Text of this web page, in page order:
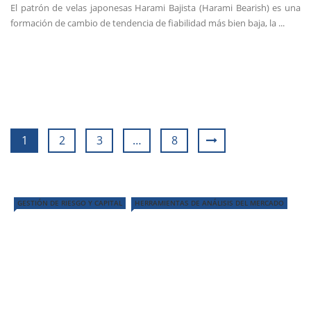
El patrón de velas japonesas Harami Bajista (Harami Bearish) es una
formación de cambio de tendencia de fiabilidad más bien baja, la ...
1 2 3 … 8
GESTIÓN DE RIESGO Y CAPITAL HERRAMIENTAS DE ANÁLISIS DEL MERCADO